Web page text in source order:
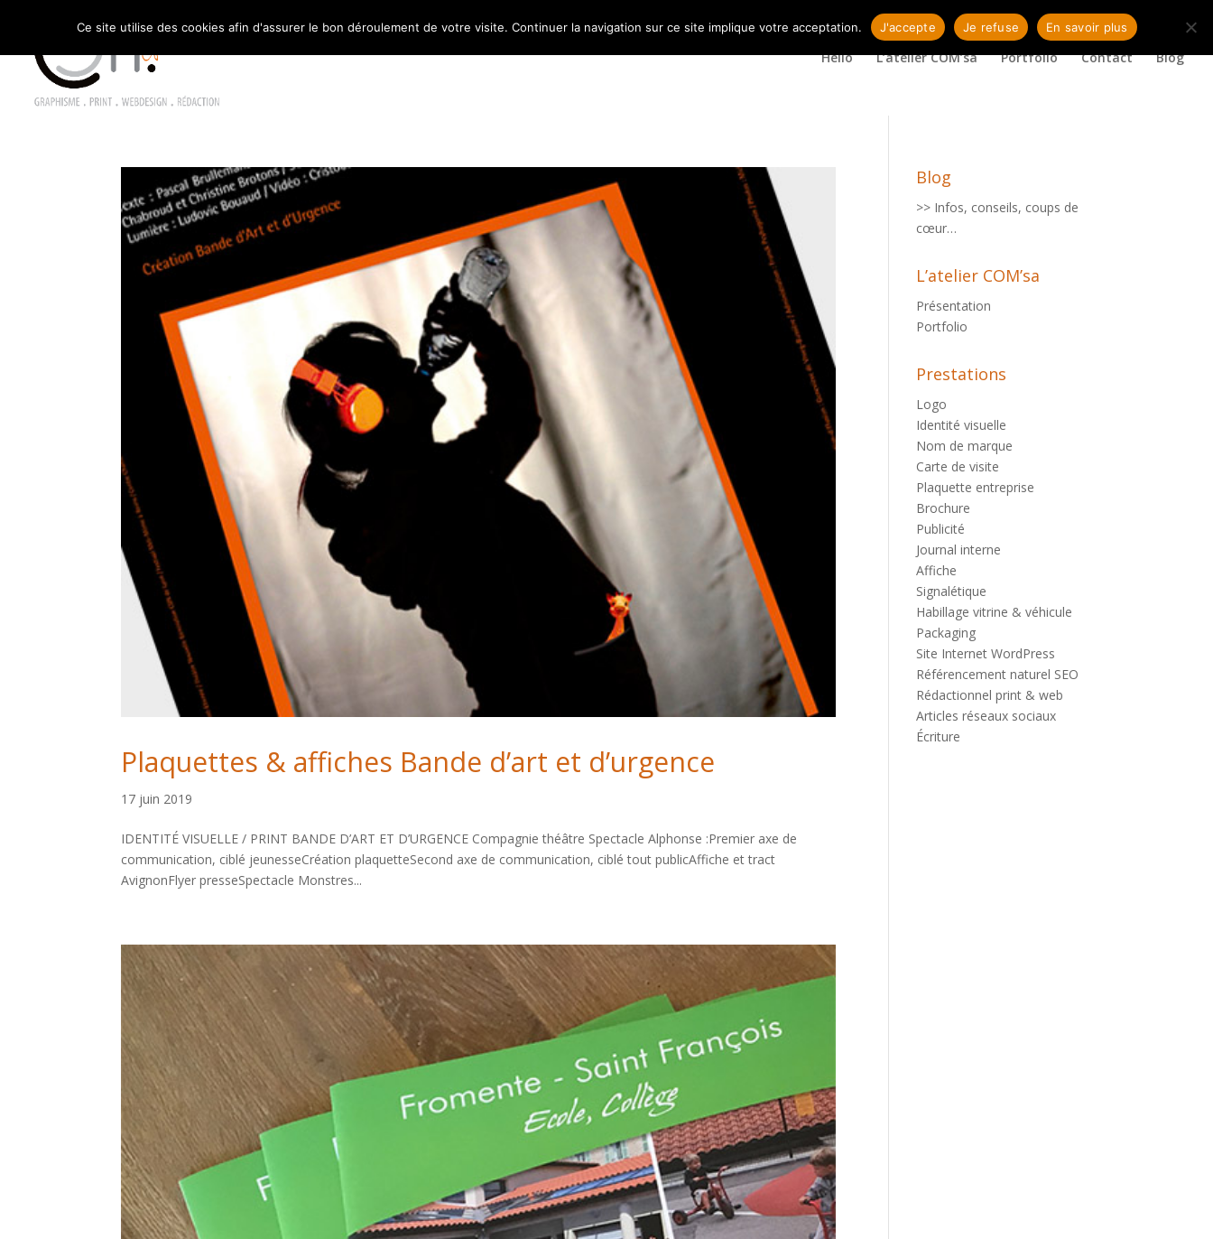
Hello L’atelier COM’sa Portfolio Contact Blog
Plaquettes & affiches Bande d’art et d’urgence
17 juin 2019
IDENTITÉ VISUELLE / PRINT BANDE D’ART ET D’URGENCE Compagnie théâtre Spectacle Alphonse :Premier axe de
communication, ciblé jeunesseCréation plaquetteSecond axe de communication, ciblé tout publicAffiche et tract
AvignonFlyer presseSpectacle Monstres...
Blog
>> Infos, conseils, coups de
cœur…
L’atelier COM’sa
Présentation
Portfolio
Prestations
Logo
Identité visuelle
Nom de marque
Carte de visite
Plaquette entreprise
Brochure
Publicité
Journal interne
Affiche
Signalétique
Habillage vitrine & véhicule
Packaging
Site Internet WordPress
Référencement naturel SEO
Rédactionnel print & web
Articles réseaux sociaux
Écriture
Ce site utilise des cookies afin d'assurer le bon déroulement de votre visite. Continuer la navigation sur ce site implique votre acceptation. J'accepte Je refuse En savoir plus